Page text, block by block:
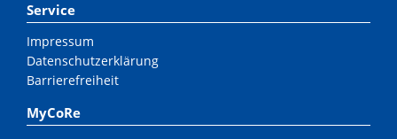
Service
Impressum
Datenschutzerklärung
Barrierefreiheit
MyCoRe